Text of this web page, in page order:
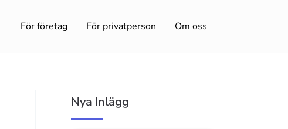
För företag För privatperson Om oss
Nya Inlägg